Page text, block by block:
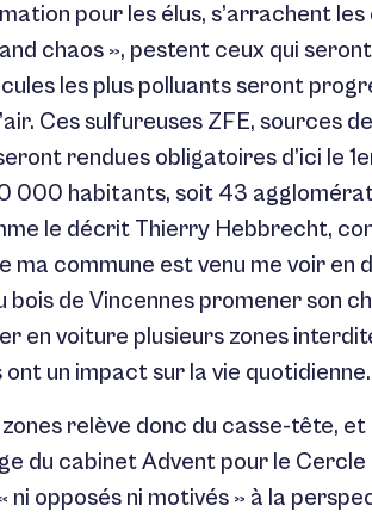
pour les élus, s’arrachent les
chaos », pestent ceux qui
les plus polluants seront
Ces sulfureuses ZFE, sources
rendues obligatoires d’ici le
000 habitants, soit 43
le décrit Thierry Hebbrecht,
ma commune est venu me voir en
de Vincennes promener son
en voiture plusieurs zones
un impact sur la vie
relève donc du casse-tête, et
du cabinet Advent pour le
ni opposés ni motivés » à la